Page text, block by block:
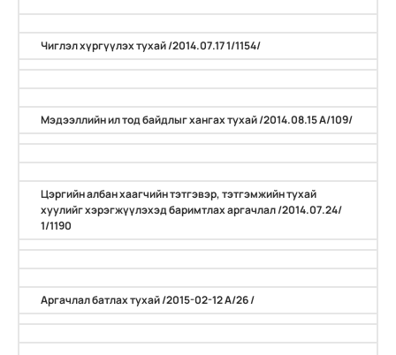
Чиглэл хүргүүлэх тухай /2014.07.17 1/1154/
Мэдээллийн ил тод байдлыг хангах тухай /2014.08.15 А/109/
Цэргийн албан хаагчийн тэтгэвэр, тэтгэмжийн тухай
хуулийг хэрэгжүүлэхэд баримтлах аргачлал /2014.07.24/
1/1190
Аргачлал батлах тухай /2015-02-12 А/26 /